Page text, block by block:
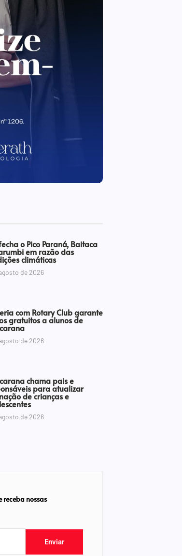
o Pico Paraná, Baitaca
em razão das
climáticas
de 2026
com Rotary Club garante
gratuitos a alunos de
de 2026
chama pais e
para atualizar
de crianças e
de 2026
receba nossas
Enviar